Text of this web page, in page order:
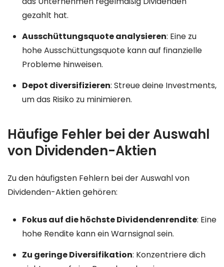
gezahlt hat.
Ausschüttungsquote analysieren: Eine zu
hohe Ausschüttungsquote kann auf finanzielle
Probleme hinweisen.
Depot diversifizieren: Streue deine Investments,
um das Risiko zu minimieren.
Häufige Fehler bei der Auswahl
von Dividenden-Aktien
Zu den häufigsten Fehlern bei der Auswahl von
Dividenden-Aktien gehören:
Fokus auf die höchste Dividendenrendite: Eine
hohe Rendite kann ein Warnsignal sein.
Zu geringe Diversifikation: Konzentriere dich